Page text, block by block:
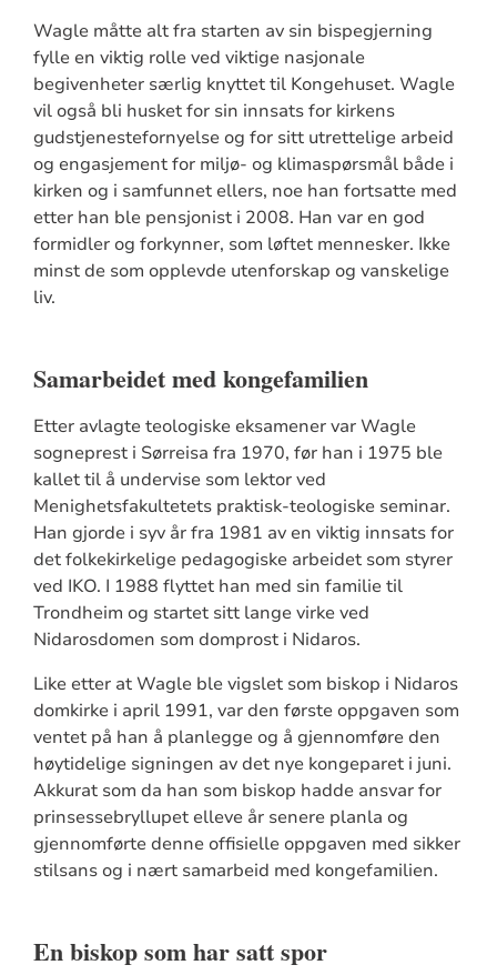
Wagle måtte alt fra starten av sin bispegjerning
fylle en viktig rolle ved viktige nasjonale
begivenheter særlig knyttet til Kongehuset. Wagle
vil også bli husket for sin innsats for kirkens
gudstjenestefornyelse og for sitt utrettelige arbeid
og engasjement for miljø- og klimaspørsmål både i
kirken og i samfunnet ellers, noe han fortsatte med
etter han ble pensjonist i 2008. Han var en god
formidler og forkynner, som løftet mennesker. Ikke
minst de som opplevde utenforskap og vanskelige
liv.
Samarbeidet med kongefamilien
Etter avlagte teologiske eksamener var Wagle
sogneprest i Sørreisa fra 1970, før han i 1975 ble
kallet til å undervise som lektor ved
Menighetsfakultetets praktisk-teologiske seminar.
Han gjorde i syv år fra 1981 av en viktig innsats for
det folkekirkelige pedagogiske arbeidet som styrer
ved IKO. I 1988 flyttet han med sin familie til
Trondheim og startet sitt lange virke ved
Nidarosdomen som domprost i Nidaros.
Like etter at Wagle ble vigslet som biskop i Nidaros
domkirke i april 1991, var den første oppgaven som
ventet på han å planlegge og å gjennomføre den
høytidelige signingen av det nye kongeparet i juni.
Akkurat som da han som biskop hadde ansvar for
prinsessebryllupet elleve år senere planla og
gjennomførte denne offisielle oppgaven med sikker
stilsans og i nært samarbeid med kongefamilien.
En biskop som har satt spor